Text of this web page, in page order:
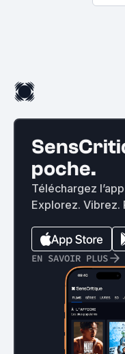
poche.
Téléchargez
Explorez. Vibrez.
EN SAVOIR PLUS